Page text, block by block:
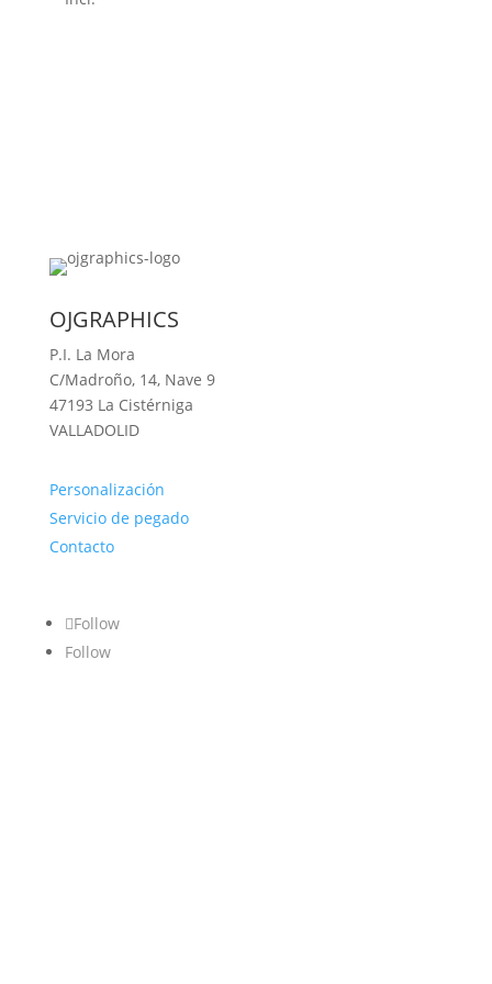
OJGRAPHICS
P.I. La Mora
C/Madroño, 14, Nave 9
47193 La Cistérniga
VALLADOLID
Personalización
Servicio de pegado
Contacto
Follow
Follow